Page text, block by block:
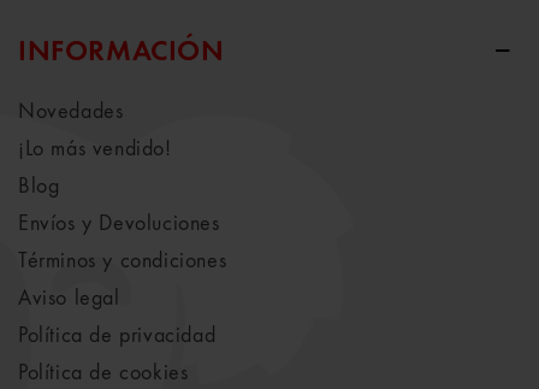
INFORMACIÓN
Novedades
¡Lo más vendido!
Blog
Envíos y Devoluciones
Términos y condiciones
Aviso legal
Política de privacidad
Política de cookies